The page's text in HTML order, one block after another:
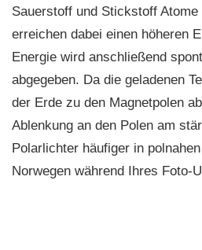
Sauerstoff und Stickstoff
erreichen dabei einen höheren
Energie wird anschließend
abgegeben. Da die geladenen
der Erde zu den Magnetpolen
Ablenkung an den Polen am
Polarlichter häufiger in
Norwegen während Ihres Foto-